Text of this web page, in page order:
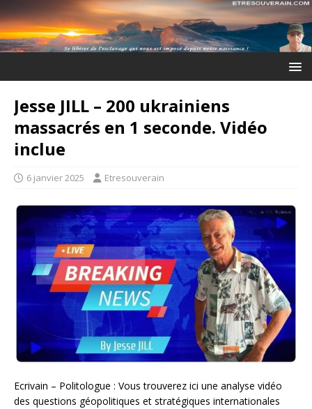
Jesse JILL – 200 ukrainiens
massacrés en 1 seconde. Vidéo
inclue
6 janvier 2025 Etresouverain
Ecrivain – Politologue : Vous trouverez ici une analyse vidéo
des questions géopolitiques et stratégiques internationales